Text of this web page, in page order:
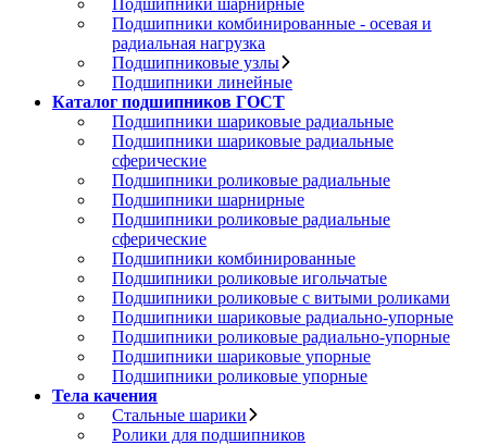
Подшипники шарнирные
Подшипники комбинированные - осевая и
радиальная нагрузка
Подшипниковые узлы
Подшипники линейные
Каталог подшипников ГОСТ
Подшипники шариковые радиальные
Подшипники шариковые радиальные
сферические
Подшипники роликовые радиальные
Подшипники шарнирные
Подшипники роликовые радиальные
сферические
Подшипники комбинированные
Подшипники роликовые игольчатые
Подшипники роликовые с витыми роликами
Подшипники шариковые радиально-упорные
Подшипники роликовые радиально-упорные
Подшипники шариковые упорные
Подшипники роликовые упорные
Тела качения
Стальные шарики
Ролики для подшипников